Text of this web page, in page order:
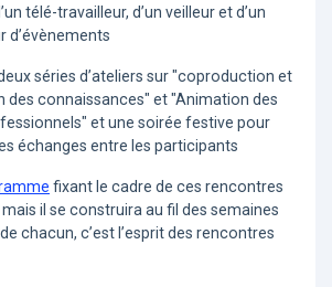
télé-travailleur, d’un veilleur et d’un
d’évènements
séries d’ateliers sur "coproduction et
des connaissances" et "Animation des
et une soirée festive pour
échanges entre les participants
fixant le cadre de ces rencontres
il se construira au fil des semaines
chacun, c’est l’esprit des rencontres